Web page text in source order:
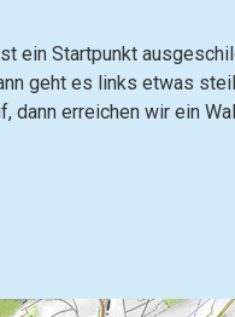
ein Startpunkt
geht es links etwas
dann erreichen wir ein